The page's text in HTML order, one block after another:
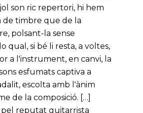
son ric repertori, hi hem
de timbre que de la
polsant-la sense
qual, si bé li resta, a voltes,
a l'instrument, en canvi, la
esfumats captiva a
escolta amb l'ànim
de la composició. […]
pel reputat guitarrista